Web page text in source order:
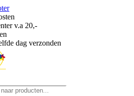
v.a 20,-
dag verzonden